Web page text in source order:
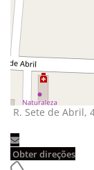
R. Sete de Abril,
Obter direções